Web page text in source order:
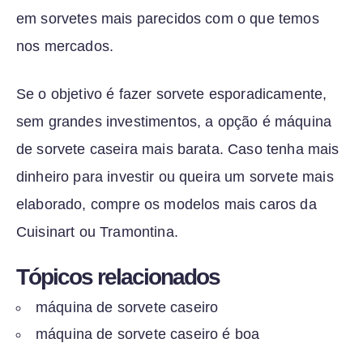
em sorvetes mais parecidos com o que temos
nos mercados.
Se o objetivo é fazer sorvete esporadicamente,
sem grandes investimentos, a opção é máquina
de sorvete caseira mais barata. Caso tenha mais
dinheiro para investir ou queira um sorvete mais
elaborado, compre os modelos mais caros da
Cuisinart ou Tramontina.
Tópicos relacionados
máquina de sorvete caseiro
máquina de sorvete caseiro é boa